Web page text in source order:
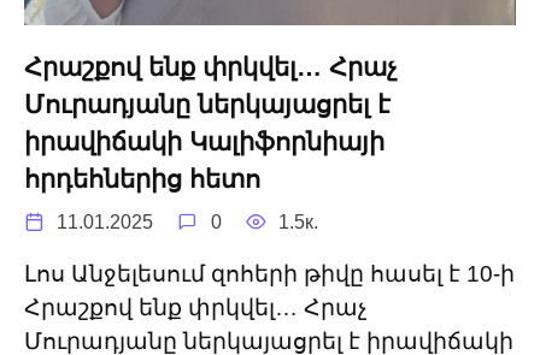
Հրաշքով ենք փրկվել… Հրաչ
Մուրադյանը ներկայացրել է
իրավիճակի Կալիֆորնիայի
հրդեհներից հետո
11.01.2025 0 1.5к.
Լոս Անջելեսում զոհերի թիվը հասել է 10-ի
Հրաշքով ենք փրկվել… Հրաչ
Մուրադյանը ներկայացրել է իրավիճակի